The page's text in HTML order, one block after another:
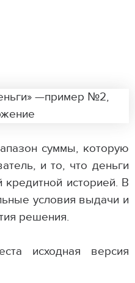
суммы, которую
и то, что деньги
историей. В
условия выдачи и
решения.
исходная версия